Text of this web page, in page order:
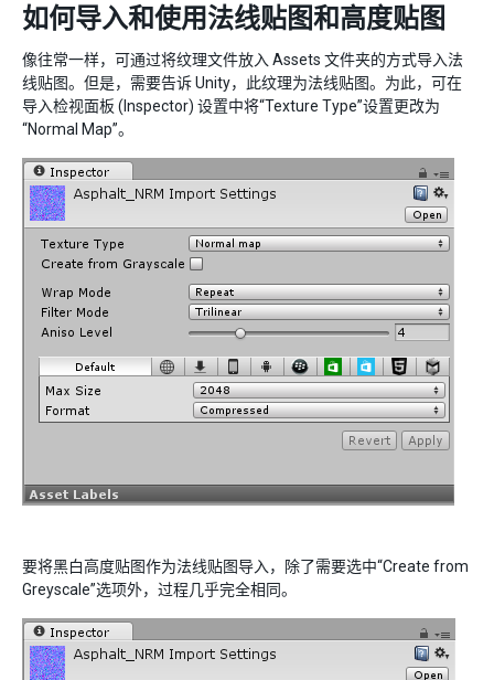
如何导入和使用法线贴图和高度贴图
像往常一样，可通过将纹理文件放入 Assets 文件夹的方式导入法
线贴图。但是，需要告诉 Unity，此纹理为法线贴图。为此，可在
导入检视面板 (Inspector) 设置中将“Texture Type”设置更改为
“Normal Map”。
要将黑白高度贴图作为法线贴图导入，除了需要选中“Create from
Greyscale”选项外，过程几乎完全相同。